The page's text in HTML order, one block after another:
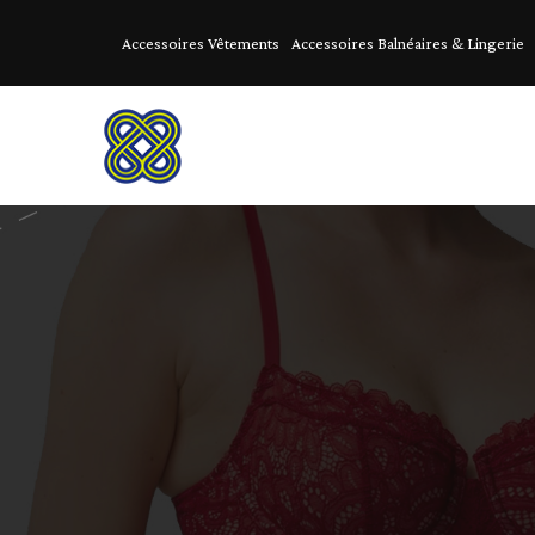
Accessoires Vêtements Accessoires Balnéaires & Lingerie